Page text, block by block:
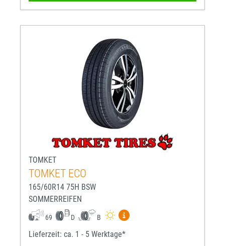
TOMKET
TOMKET ECO
165/60R14 75H BSW
SOMMERREIFEN
69 D B
Mehr Informationen zum
Lieferzeit: ca. 1 - 5 Werktage*